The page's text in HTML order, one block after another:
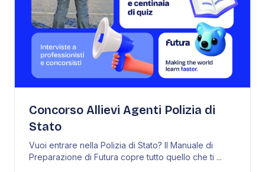
Concorso Allievi Agenti Polizia di
Stato
Vuoi entrare nella Polizia di Stato? Il Manuale di
Preparazione di Futura copre tutto quello che ti ...